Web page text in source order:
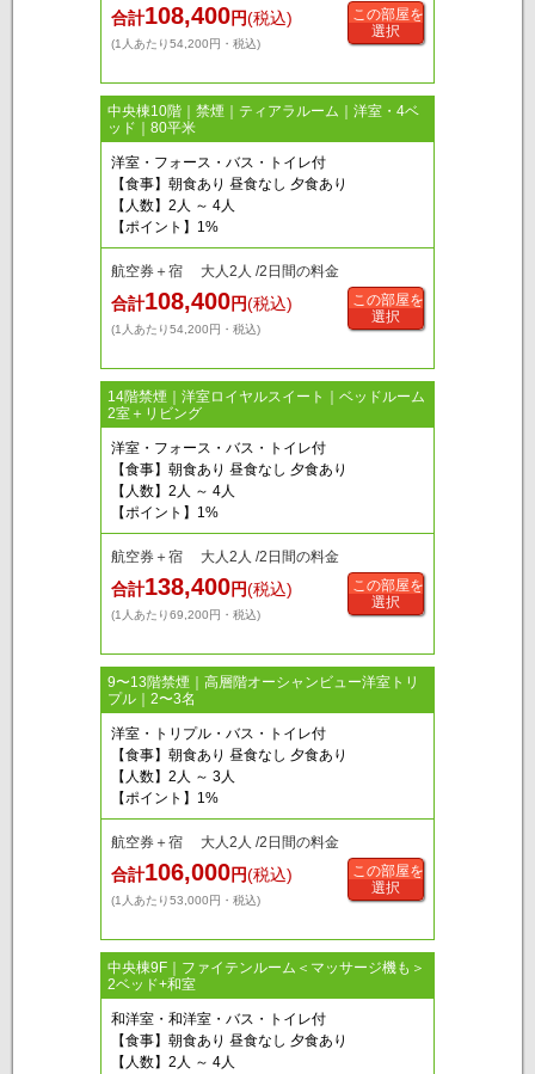
合計108,400円(税込)
(1人あたり54,200円・税込)
この部屋を
選択
中央棟10階｜禁煙｜ティアラルーム｜洋室・4ベ
ッド｜80平米
洋室・フォース・バス・トイレ付
【食事】朝食あり 昼食なし 夕食あり
【人数】2人 ～ 4人
【ポイント】1%
航空券＋宿 大人2人 /2日間の料金
合計108,400円(税込)
(1人あたり54,200円・税込)
この部屋を
選択
14階禁煙｜洋室ロイヤルスイート｜ベッドルーム
2室＋リビング
洋室・フォース・バス・トイレ付
【食事】朝食あり 昼食なし 夕食あり
【人数】2人 ～ 4人
【ポイント】1%
航空券＋宿 大人2人 /2日間の料金
合計138,400円(税込)
(1人あたり69,200円・税込)
この部屋を
選択
9〜13階禁煙｜高層階オーシャンビュー洋室トリ
プル｜2〜3名
洋室・トリプル・バス・トイレ付
【食事】朝食あり 昼食なし 夕食あり
【人数】2人 ～ 3人
【ポイント】1%
航空券＋宿 大人2人 /2日間の料金
合計106,000円(税込)
(1人あたり53,000円・税込)
この部屋を
選択
中央棟9F｜ファイテンルーム＜マッサージ機も＞
2ベッド+和室
和洋室・和洋室・バス・トイレ付
【食事】朝食あり 昼食なし 夕食あり
【人数】2人 ～ 4人